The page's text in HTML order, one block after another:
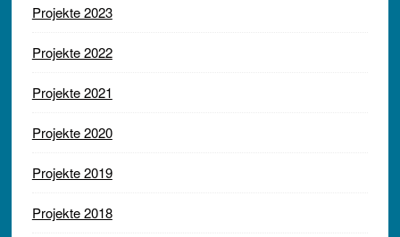
Projekte 2023
Projekte 2022
Projekte 2021
Projekte 2020
Projekte 2019
Projekte 2018